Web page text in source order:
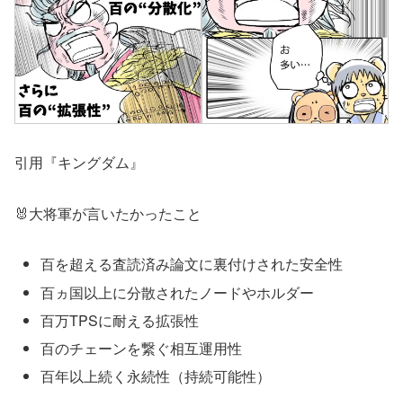
引用『キングダム』
🐰大将軍が言いたかったこと
百を超える査読済み論文に裏付けされた安全性
百ヵ国以上に分散されたノードやホルダー
百万TPSに耐える拡張性
百のチェーンを繋ぐ相互運用性
百年以上続く永続性（持続可能性）